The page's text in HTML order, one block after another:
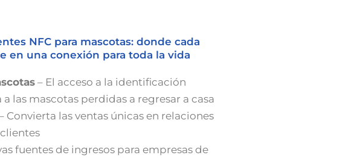
NFC para mascotas: donde cada
en una conexión para toda la vida
– El acceso a la identificación
las mascotas perdidas a regresar a casa
Convierta las ventas únicas en relaciones
fuentes de ingresos para empresas de